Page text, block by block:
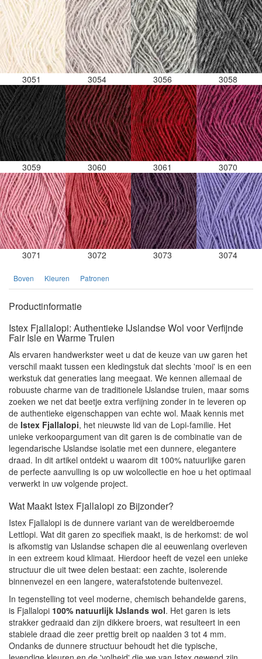
3051 3054 3056 3058
3059 3060 3061 3070
3071 3072 3073 3074
Boven Kleuren Patronen
Productinformatie
Istex Fjallalopi: Authentieke IJslandse Wol voor Verfijnde
Fair Isle en Warme Truien
Als ervaren handwerkster weet u dat de keuze van uw garen het
verschil maakt tussen een kledingstuk dat slechts 'mooi' is en een
werkstuk dat generaties lang meegaat. We kennen allemaal de
robuuste charme van de traditionele IJslandse truien, maar soms
zoeken we net dat beetje extra verfijning zonder in te leveren op
de authentieke eigenschappen van echte wol. Maak kennis met
de Istex Fjallalopi, het nieuwste lid van de Lopi-familie. Het
unieke verkoopargument van dit garen is de combinatie van de
legendarische IJslandse isolatie met een dunnere, elegantere
draad. In dit artikel ontdekt u waarom dit 100% natuurlijke garen
de perfecte aanvulling is op uw wolcollectie en hoe u het optimaal
verwerkt in uw volgende project.
Wat Maakt Istex Fjallalopi zo Bijzonder?
Istex Fjallalopi is de dunnere variant van de wereldberoemde
Lettlopi. Wat dit garen zo specifiek maakt, is de herkomst: de wol
is afkomstig van IJslandse schapen die al eeuwenlang overleven
in een extreem koud klimaat. Hierdoor heeft de vezel een unieke
structuur die uit twee delen bestaat: een zachte, isolerende
binnenvezel en een langere, waterafstotende buitenvezel.
In tegenstelling tot veel moderne, chemisch behandelde garens,
is Fjallalopi 100% natuurlijk IJslands wol. Het garen is iets
strakker gedraaid dan zijn dikkere broers, wat resulteert in een
stabiele draad die zeer prettig breit op naalden 3 tot 4 mm.
Ondanks de dunnere structuur behoudt het die typische,